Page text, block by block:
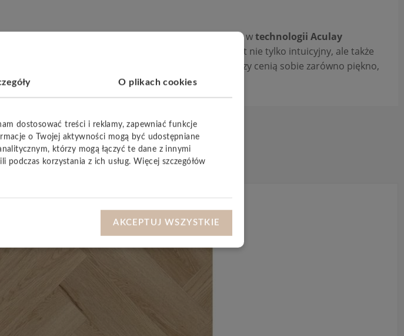
Zintegrowana warstwa podkładuwtechnologii Aculay
akustyczny w pomieszczeniu. Ich montaż na klik jest nie tylko intuicyjny, ale także
to idealne rozwiązanie dla tych, którzy cenią sobie zarówno piękno,
O plikach cookies
dostosować treści i reklamy, zapewniać funkcje
o Twojej aktywności mogą być udostępniane
którzy mogą łączyć te dane z innymi
korzystania z ich usług. Więcej szczegółów
AKCEPTUJ WSZYSTKIE